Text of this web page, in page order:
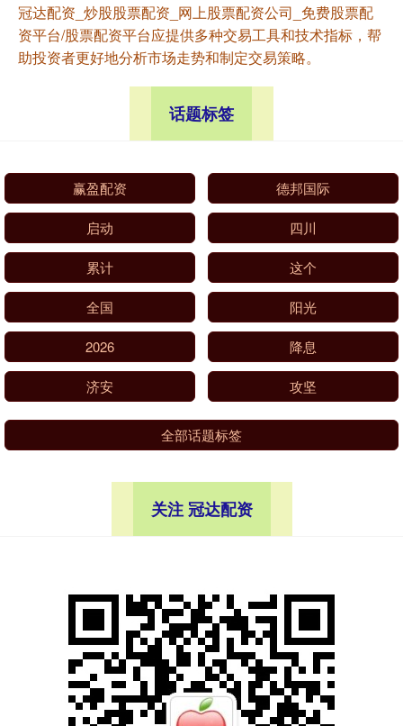
冠达配资_炒股股票配资_网上股票配资公司_免费股票配
资平台/股票配资平台应提供多种交易工具和技术指标，帮
助投资者更好地分析市场走势和制定交易策略。
话题标签
赢盈配资 德邦国际
启动 四川
累计 这个
全国 阳光
2026 降息
济安 攻坚
全部话题标签
关注 冠达配资